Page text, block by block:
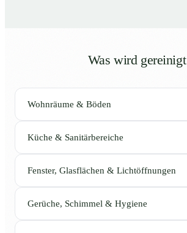
Was wird gereinigt
Wohnräume & Böden
Küche & Sanitärbereiche
Fenster, Glasflächen & Lichtöffnungen
Gerüche, Schimmel & Hygiene